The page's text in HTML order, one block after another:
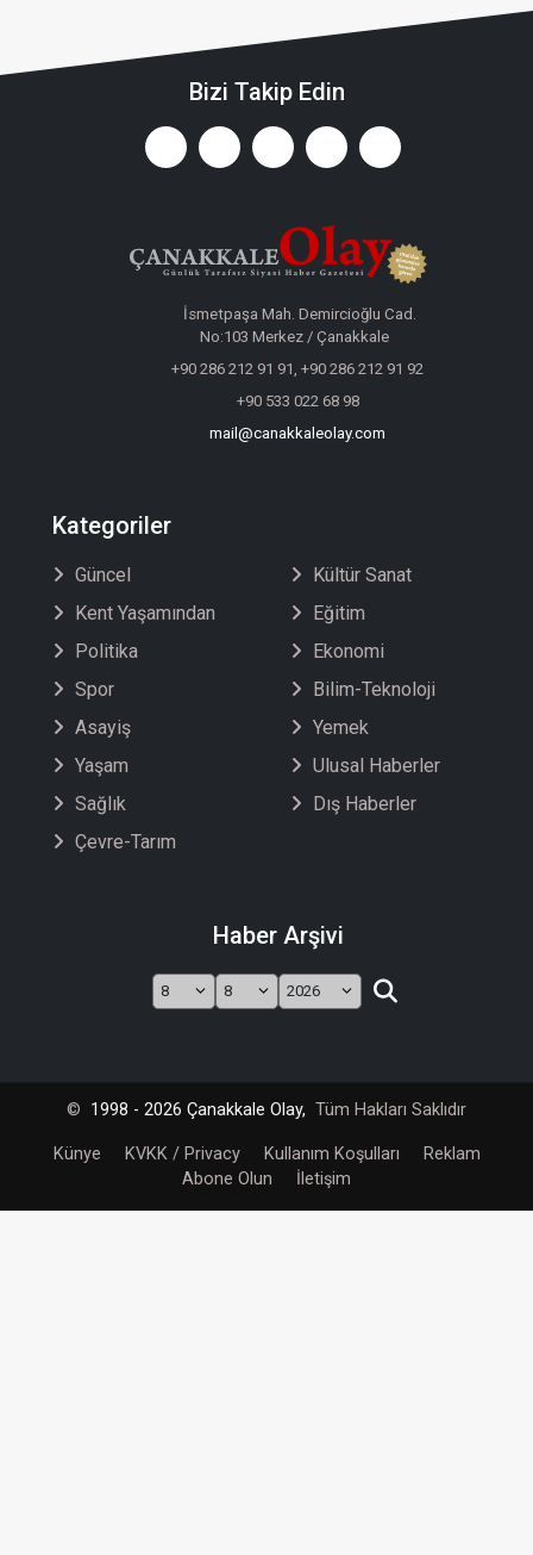
Bizi Takip Edin
İsmetpaşa Mah. Demircioğlu Cad.
No:103 Merkez / Çanakkale
+90 286 212 91 91, +90 286 212 91 92
+90 533 022 68 98
mail@canakkaleolay.com
Kategoriler
Güncel
Kent Yaşamından
Politika
Spor
Asayiş
Yaşam
Sağlık
Çevre-Tarım
Kültür Sanat
Eğitim
Ekonomi
Bilim-Teknoloji
Yemek
Ulusal Haberler
Dış Haberler
Haber Arşivi
© 1998 - 2026 Çanakkale Olay, Tüm Hakları Saklıdır
Künye KVKK / Privacy Kullanım Koşulları
Reklam
Abone Olun
İletişim